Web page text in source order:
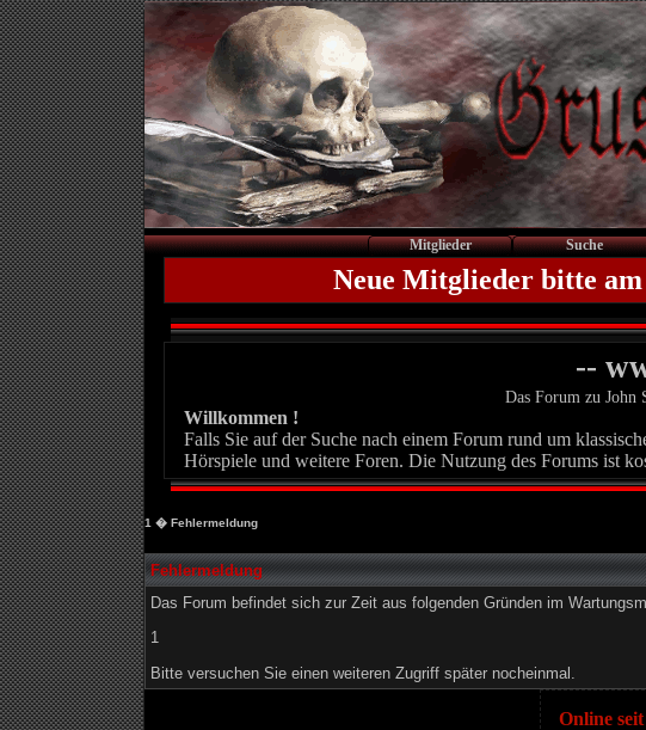
Mitglieder Suche
Neue Mitglieder bitte am
--
Das Forum zu John
Willkommen !
Falls Sie auf der Suche nach einem Forum rund um
Hörspiele und weitere Foren. Die Nutzung des Forums ist
1 � Fehlermeldung
Fehlermeldung
Das Forum befindet sich zur Zeit aus folgenden Gründen im
1
Bitte versuchen Sie einen weiteren Zugriff später nocheinmal.
Online